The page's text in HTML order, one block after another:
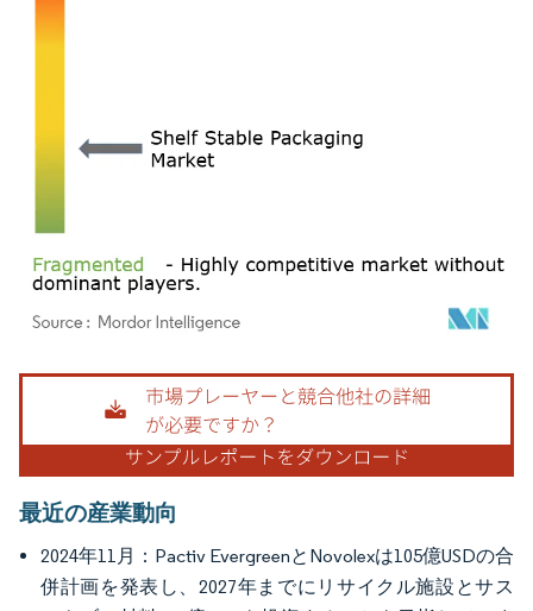
画像 © Mordor Intelligence。再利用にはCC BY 4.0の表示が必要です。
最近の産業動向
2024年11月：Pactiv EvergreenとNovolexは105億USDの合
併計画を発表し、2027年までにリサイクル施設とサス